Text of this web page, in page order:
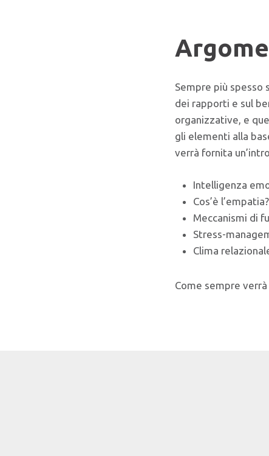
Sempre più
dei rapporti e sul
organizzative, e
gli elementi alla
verrà fornita
Intelligenza
Cos’è
Meccanismi di
Stress-
Clima
Come sempre